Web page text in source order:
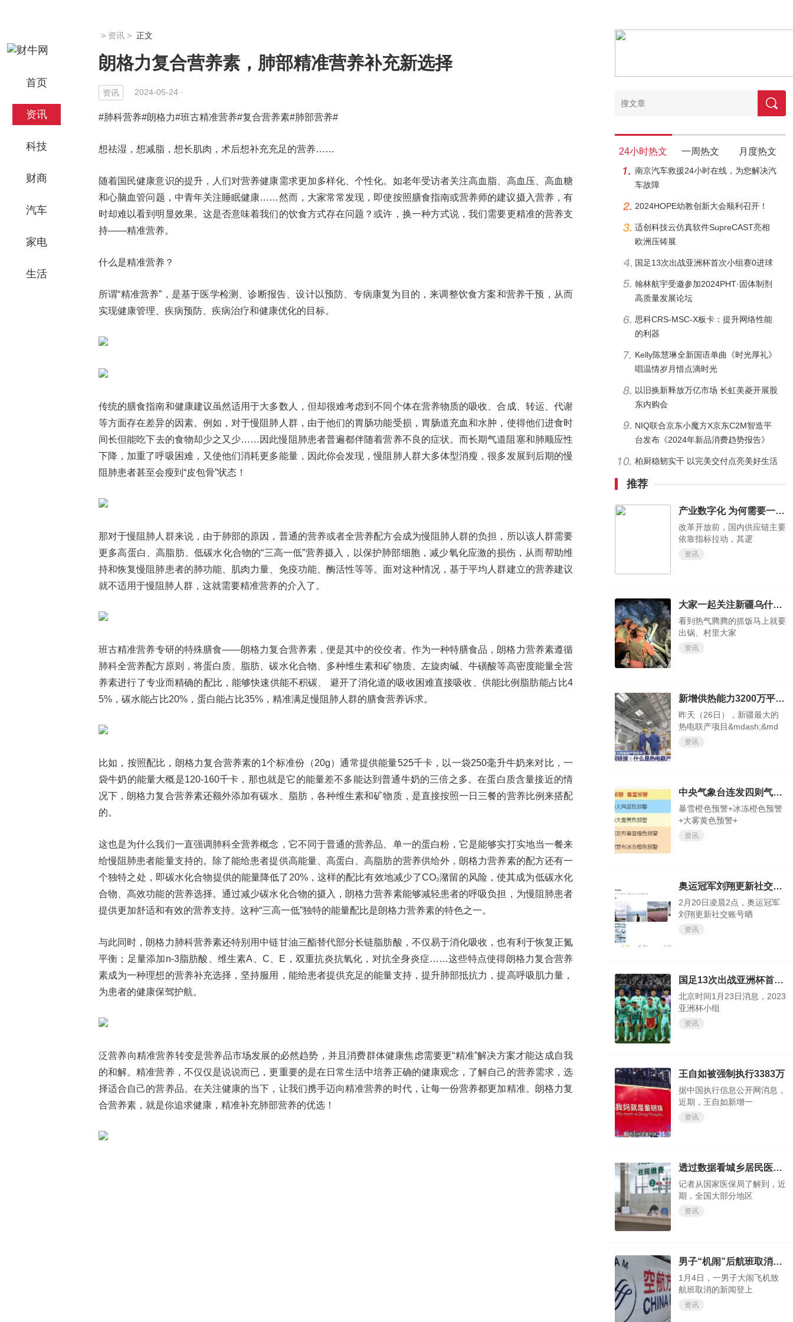
首页
资讯
科技
财商
汽车
家电
生活
> 资讯 > 正文
朗格力复合营养素，肺部精准营养补充新选择
资讯 2024-05-24 ·
#肺科营养#朗格力#班古精准营养#复合营养素#肺部营养#
想祛湿，想减脂，想长肌肉，术后想补充充足的营养……
随着国民健康意识的提升，人们对营养健康需求更加多样化、个性化。如老年受访者关注高血脂、高血压、高血糖
和心脑血管问题，中青年关注睡眠健康……然而，大家常常发现，即使按照膳食指南或营养师的建议摄入营养，有
时却难以看到明显效果。这是否意味着我们的饮食方式存在问题？或许，换一种方式说，我们需要更精准的营养支
持——精准营养。
什么是精准营养？
所谓“精准营养”，是基于医学检测、诊断报告、设计以预防、专病康复为目的，来调整饮食方案和营养干预，从而
实现健康管理、疾病预防、疾病治疗和健康优化的目标。
传统的膳食指南和健康建议虽然适用于大多数人，但却很难考虑到不同个体在营养物质的吸收、合成、转运、代谢
等方面存在差异的因素。例如，对于慢阻肺人群，由于他们的胃肠功能受损，胃肠道充血和水肿，使得他们进食时
间长但能吃下去的食物却少之又少……因此慢阻肺患者普遍都伴随着营养不良的症状。而长期气道阻塞和肺顺应性
下降，加重了呼吸困难，又使他们消耗更多能量，因此你会发现，慢阻肺人群大多体型消瘦，很多发展到后期的慢
阻肺患者甚至会瘦到“皮包骨”状态！
那对于慢阻肺人群来说，由于肺部的原因，普通的营养或者全营养配方会成为慢阻肺人群的负担，所以该人群需要
更多高蛋白、高脂肪、低碳水化合物的“三高一低”营养摄入，以保护肺部细胞，减少氧化应激的损伤，从而帮助维
持和恢复慢阻肺患者的肺功能、肌肉力量、免疫功能、酶活性等等。面对这种情况，基于平均人群建立的营养建议
就不适用于慢阻肺人群，这就需要精准营养的介入了。
班古精准营养专研的特殊膳食——朗格力复合营养素，便是其中的佼佼者。作为一种特膳食品，朗格力营养素遵循
肺科全营养配方原则，将蛋白质、脂肪、碳水化合物、多种维生素和矿物质、左旋肉碱、牛磺酸等高密度能量全营
养素进行了专业而精确的配比，能够快速供能不积碳、 避开了消化道的吸收困难直接吸收、供能比例脂肪能占比4
5%，碳水能占比20%，蛋白能占比35%，精准满足慢阻肺人群的膳食营养诉求。
比如，按照配比，朗格力复合营养素的1个标准份（20g）通常提供能量525千卡，以一袋250毫升牛奶来对比，一
袋牛奶的能量大概是120-160千卡，那也就是它的能量差不多能达到普通牛奶的三倍之多。在蛋白质含量接近的情
况下，朗格力复合营养素还额外添加有碳水、脂肪，各种维生素和矿物质，是直接按照一日三餐的营养比例来搭配
的。
这也是为什么我们一直强调肺科全营养概念，它不同于普通的营养品、单一的蛋白粉，它是能够实打实地当一餐来
给慢阻肺患者能量支持的。除了能给患者提供高能量、高蛋白、高脂肪的营养供给外，朗格力营养素的配方还有一
个独特之处，即碳水化合物提供的能量降低了20%，这样的配比有效地减少了CO₂潴留的风险，使其成为低碳水化
合物、高效功能的营养选择。通过减少碳水化合物的摄入，朗格力营养素能够减轻患者的呼吸负担，为慢阻肺患者
提供更加舒适和有效的营养支持。这种“三高一低”独特的能量配比是朗格力营养素的特色之一。
与此同时，朗格力肺科营养素还特别用中链甘油三酯替代部分长链脂肪酸，不仅易于消化吸收，也有利于恢复正氮
平衡；足量添加n-3脂肪酸、维生素A、C、E，双重抗炎抗氧化，对抗全身炎症……这些特点使得朗格力复合营养
素成为一种理想的营养补充选择，坚持服用，能给患者提供充足的能量支持，提升肺部抵抗力，提高呼吸肌力量，
为患者的健康保驾护航。
泛营养向精准营养转变是营养品市场发展的必然趋势，并且消费群体健康焦虑需要更“精准”解决方案才能达成自我
的和解。精准营养，不仅仅是说说而已，更重要的是在日常生活中培养正确的健康观念，了解自己的营养需求，选
择适合自己的营养品。在关注健康的当下，让我们携手迈向精准营养的时代，让每一份营养都更加精准。朗格力复
合营养素，就是你追求健康，精准补充肺部营养的优选！
24小时热文 一周热文 月度热文
南京汽车救援24小时在线，为您解决汽
车故障
2024HOPE幼教创新大会顺利召开！
适创科技云仿真软件SupreCAST亮相
欧洲压铸展
国足13次出战亚洲杯首次小组赛0进球
翰林航宇受邀参加2024PHT·固体制剂
高质量发展论坛
思科CRS-MSC-X板卡：提升网络性能
的利器
Kelly陈慧琳全新国语单曲《时光厚礼》
唱温情岁月惜点滴时光
以旧换新释放万亿市场 长虹美菱开展股
东内购会
NIQ联合京东小魔方X京东C2M智造平
台发布《2024年新品消费趋势报告》
柏厨稳韧实干 以完美交付点亮美好生活
推荐
产业数字化 为何需要一朵实体云？
改革开放前，国内供应链主要
依靠指标拉动，其逻
资讯
大家一起关注新疆乌什7.1级地震救援见闻
看到热气腾腾的抓饭马上就要
出锅、村里大家
资讯
新增供热能力3200万平方米 新疆最大热电联产项目开工
昨天（26日），新疆最大的
热电联产项目&mdash;&md
资讯
中央气象台连发四则气象灾害预警
暴雪橙色预警+冰冻橙色预警
+大雾黄色预警+
资讯
奥运冠军刘翔更新社交账号晒出近照 时隔473天更新动态！
2月20日凌晨2点，奥运冠军
刘翔更新社交账号晒
资讯
国足13次出战亚洲杯首次小组赛0进球
北京时间1月23日消息，2023
亚洲杯小组
资讯
王自如被强制执行3383万
据中国执行信息公开网消息，
近期，王自如新增一
资讯
透过数据看城乡居民医保“含金量” 缴费标准是否合理？
记者从国家医保局了解到，近
期，全国大部分地区
资讯
男子“机闹”后航班取消，同机旅客准备集体起诉
1月4日，一男子大闹飞机致
航班取消的新闻登上
资讯